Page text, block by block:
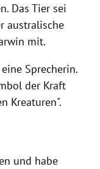
Das Tier sei
australische
mit.
Sprecherin.
der Kraft
Kreaturen".
und habe